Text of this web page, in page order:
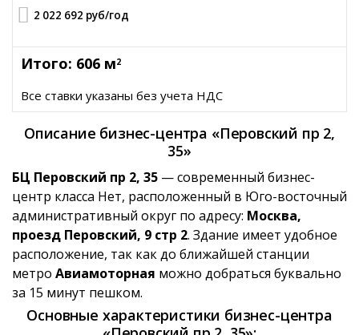
2 022 692 руб/год
Итого: 606 м2
Все ставки указаны без учета НДС
Описание бизнес-центра «Перовский пр 2,
35»
БЦ Перовский пр 2, 35 — современный бизнес-
центр класса Нет, расположенный в Юго-восточный
административный округ по адресу: Москва,
проезд Перовский, 9 стр 2. Здание имеет удобное
расположение, так как до ближайшей станции
метро Авиамоторная можно добраться буквально
за 15 минут пешком.
Основные характеристики бизнес-центра